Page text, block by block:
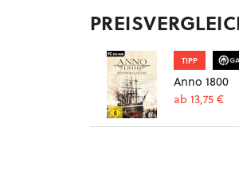
TIPP
Anno 1800
ab 13,75 €